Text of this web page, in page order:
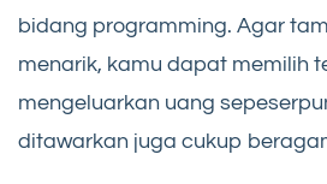
bidang programming. Agar
menarik, kamu dapat memilih
mengeluarkan uang
ditawarkan juga cukup